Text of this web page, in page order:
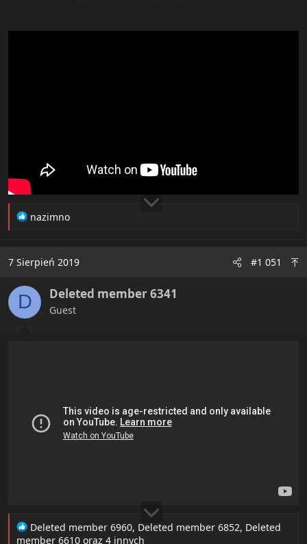
R
t
o
n
s
nazimno
7 Sierpień 2019 #1 051
D Deleted member 6341
Guest
R
e
Deleted member 6960, Deleted member 6852, Deleted
member 6610 oraz 4 innych